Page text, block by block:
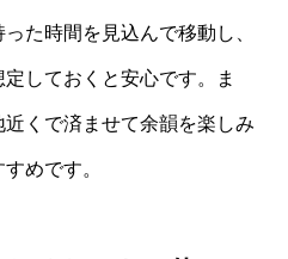
た時間を見込んで移動し、
しておくと安心です。ま
くで済ませて余韻を楽しみ
めです。